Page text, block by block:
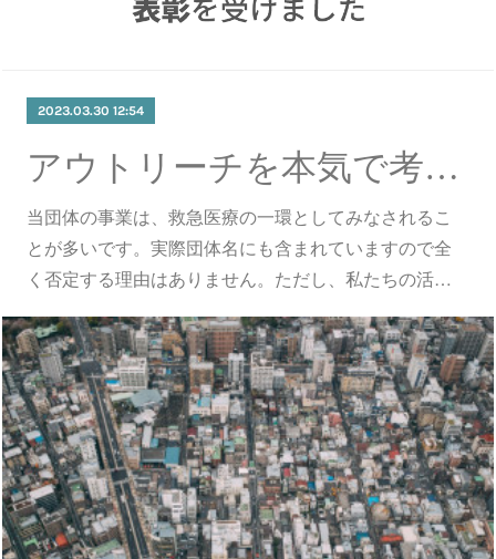
2023.03.30 12:54
アウトリーチを本気で考えてみる ～まちづくりを見据えて～
当団体の事業は、救急医療の一環としてみなされるこ
とが多いです。実際団体名にも含まれていますので全
く否定する理由はありません。ただし、私たちの活…